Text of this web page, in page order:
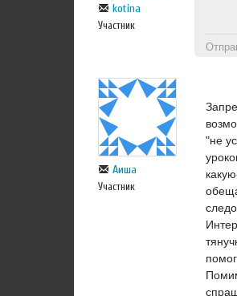
kotina
Участник
Аиша
Участник
"не